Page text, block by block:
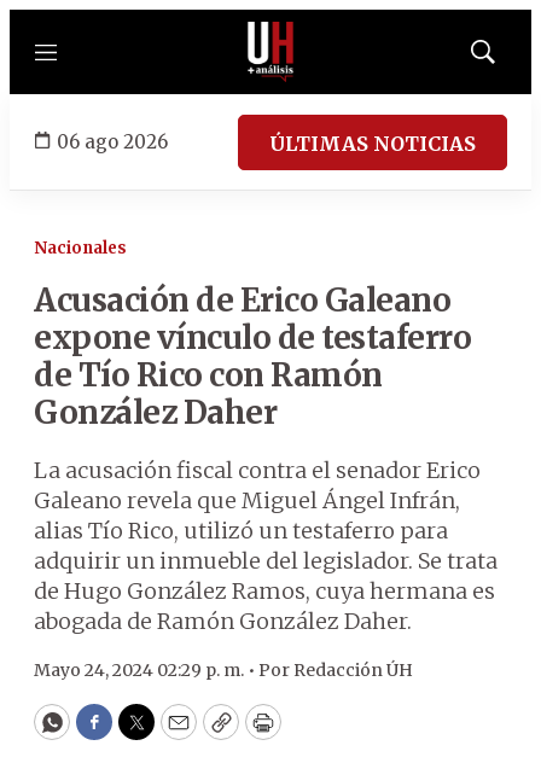
Menú
Mostrar
06 ago 2026 ÚLTIMAS NOTICIAS
Nacionales
Acusación de Erico Galeano
expone vínculo de testaferro
de Tío Rico con Ramón
González Daher
La acusación fiscal contra el senador Erico
Galeano revela que Miguel Ángel Infrán,
alias Tío Rico, utilizó un testaferro para
adquirir un inmueble del legislador. Se trata
de Hugo González Ramos, cuya hermana es
abogada de Ramón González Daher.
Mayo 24, 2024 02:29 p. m. • Por Redacción ÚH
WhatsApp
Facebook
Twitter
EmailCopyPrint